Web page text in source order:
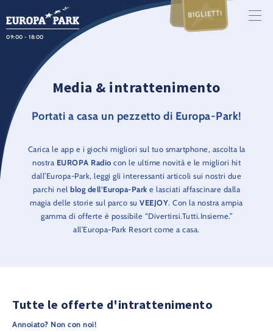
09:00 - 18:00
BIGLIETTI
Media & intrattenimento
Portati a casa un pezzetto di Europa-Park!
Carica le app e i giochi migliori sul tuo smartphone, ascolta la
nostra EUROPA Radio con le ultime novità e le migliori hit
dall’Europa-Park, leggi gli interessanti articoli sui nostri due
parchi nel blog dell’Europa-Park e lasciati affascinare dalla
magia delle storie sul parco suVEEJOY. Con la nostra ampia
gamma di offerte è possibile “Divertirsi.Tutti.Insieme.”
all’Europa-Park Resort come a casa.
Tutte le offerte d'intrattenimento
Annoiato? Non con noi!